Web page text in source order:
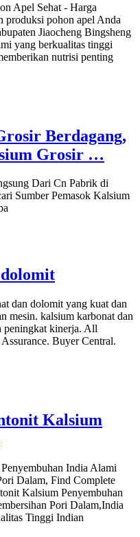
Apel Sehat - Harga
produksi pohon apel Anda
Jiaocheng Bingsheng
yang berkualitas tinggi
nutrisi penting
Berdagang,
Grosir …
Dari Cn Pabrik di
Sumber Pemasok Kalsium
dan dolomit yang kuat dan
mesin. kalsium karbonat dan
peningkat kinerja. All
Buyer Central.
Kalsium
India Alami
Dalam, Find Complete
Kalsium Penyembuhan
Pori Dalam,India
Tinggi Indian